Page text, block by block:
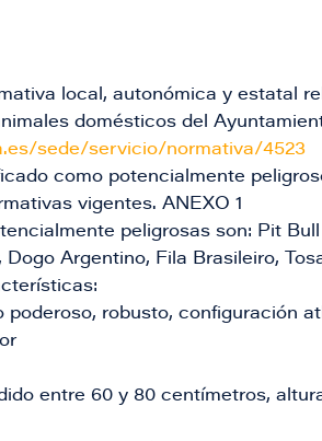
local, autonómica y estatal
domésticos del
sede/servicio/normativa/4523
como potencialmente
vigentes. ANEXO 1
peligrosas son: Pit
Dogo Argentino, Fila Brasileiro,
robusto, configuración
entre 60 y 80 centímetros,